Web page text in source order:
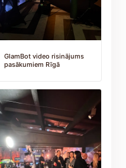
GlamBot video risinājums
pasākumiem Rīgā